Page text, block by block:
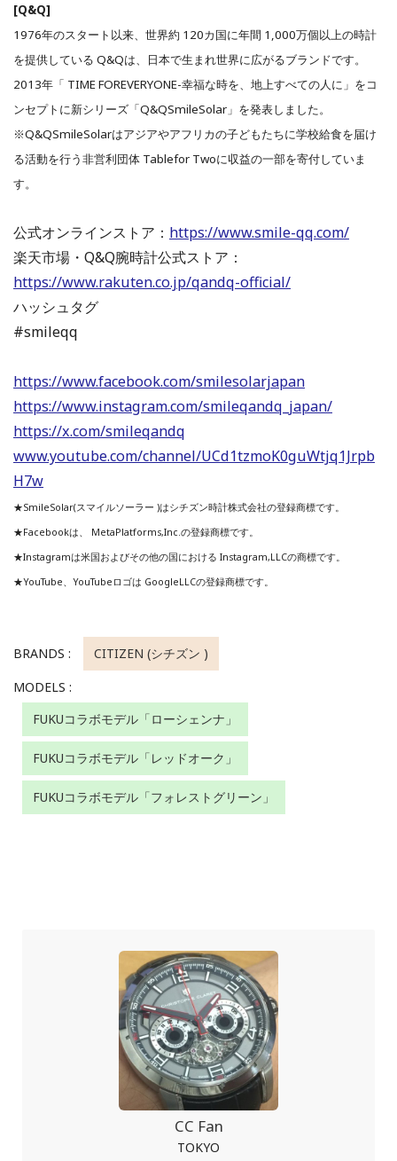
[Q&Q]
1976年のスタート以来、世界約 120カ国に年間 1,000万個以上の時計
を提供している Q&Qは、日本で生まれ世界に広がるブランドです。
2013年「 TIME FOREVERYONE-幸福な時を、地上すべての人に」をコ
ンセプトに新シリーズ「Q&QSmileSolar」を発表しました。
※Q&QSmileSolarはアジアやアフリカの⼦どもたちに学校給⾷を届け
る活動を⾏う非営利団体 Tablefor Twoに収益の一部を寄付していま
す。
公式オンラインストア： https://www.smile-qq.com/
楽天市場・Q&Q腕時計公式ストア：
https://www.rakuten.co.jp/qandq-official/
ハッシュタグ
#smileqq
https://www.facebook.com/smilesolarjapan
https://www.instagram.com/smileqandq_japan/
https://x.com/smileqandq
www.youtube.com/channel/UCd1tzmoK0guWtjq1Jrpb
H7w
★SmileSolar(スマイルソーラー )はシチズン時計株式会社の登録商標です。
★Facebookは、 MetaPlatforms,Inc.の登録商標です。
★Instagramは米国およびその他の国における Instagram,LLCの商標です。
★YouTube、YouTubeロゴは GoogleLLCの登録商標です。
BRANDS :
CITIZEN (シチズン )
MODELS :
FUKUコラボモデル「ローシェンナ」
FUKUコラボモデル「レッドオーク」
FUKUコラボモデル「フォレストグリーン」
CC Fan
TOKYO